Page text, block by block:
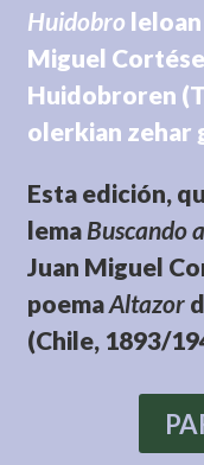
Huidobro
Miguel
Huidobroren
olerkian zehar
Esta edición,
lema Buscando
Juan Miguel
poemaAltazor
(Chile, 1893/